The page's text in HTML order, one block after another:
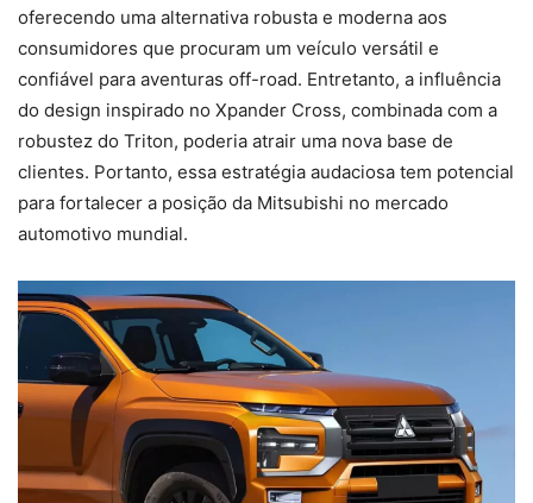
oferecendo uma alternativa robusta e moderna aos
consumidores que procuram um veículo versátil e
confiável para aventuras off-road. Entretanto, a influência
do design inspirado no Xpander Cross, combinada com a
robustez do Triton, poderia atrair uma nova base de
clientes. Portanto, essa estratégia audaciosa tem potencial
para fortalecer a posição da Mitsubishi no mercado
automotivo mundial.